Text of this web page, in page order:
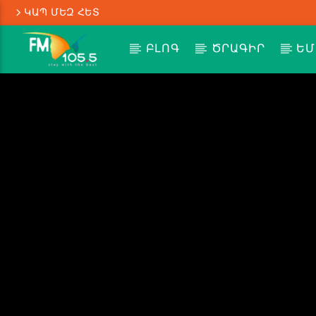
ԿԱՊ ՄԵԶ ՀԵՏ
ԲԼՈԳ ԾՐԱԳԻՐ